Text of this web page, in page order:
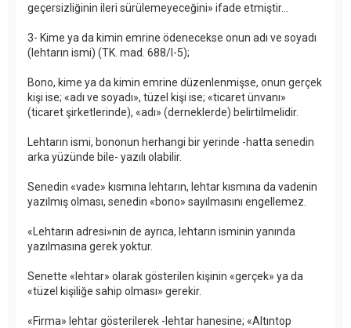
geçersizliğinin ileri sürülemeyeceğini» ifade etmiştir...
3- Kime ya da kimin emrine ödenecekse onun adı ve soyadı
(lehtarın ismi) (TK. mad. 688/I-5);
Bono, kime ya da kimin emrine düzenlenmişse, onun gerçek
kişi ise; «adı ve soyadı», tüzel kişi ise; «ticaret ünvanı»
(ticaret şirketlerinde), «adı» (derneklerde) belirtilmelidir.
Lehtarın ismi, bononun herhangi bir yerinde -hatta senedin
arka yüzünde bile- yazılı olabilir.
Senedin «vade» kısmına lehtarın, lehtar kısmına da vadenin
yazılmış olması, senedin «bono» sayılmasını engellemez.
«Lehtarın adresi»nin de ayrıca, lehtarın isminin yanında
yazılmasına gerek yoktur.
Senette «lehtar» olarak gösterilen kişinin «gerçek» ya da
«tüzel kişiliğe sahip olması» gerekir.
«Firma» lehtar gösterilerek -lehtar hanesine; «Altıntop